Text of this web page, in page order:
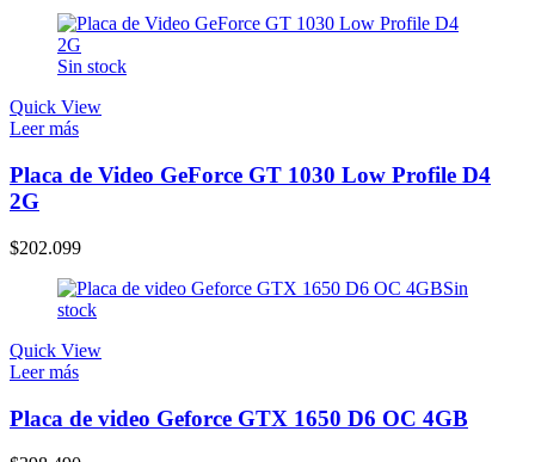
Sin stock
Quick View
Leer más
Placa de Video GeForce GT 1030 Low Profile D4
2G
$202.099
Sin
stock
Quick View
Leer más
Placa de video Geforce GTX 1650 D6 OC 4GB